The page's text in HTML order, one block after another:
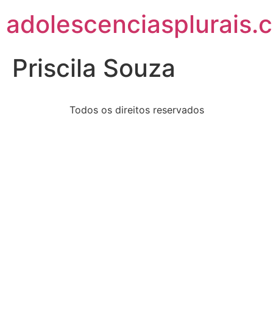
Priscila Souza
Todos os direitos reservados